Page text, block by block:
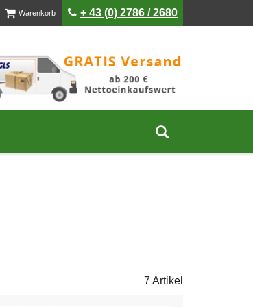
Warenkorbist leer+ 43 (0) 2786 / 2680
von Unternehmen öffnen
7 Artikel